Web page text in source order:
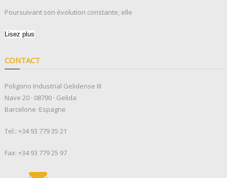
Poursuivant son évolution constante, elle
Lisez plus
CONTACT
Poligono Industrial Gelidense III
Nave 20 · 08790 · Gelida
Barcelone ·Espagne
Tel.: +34 93 779 35 21
Fax: +34 93 779 25 97